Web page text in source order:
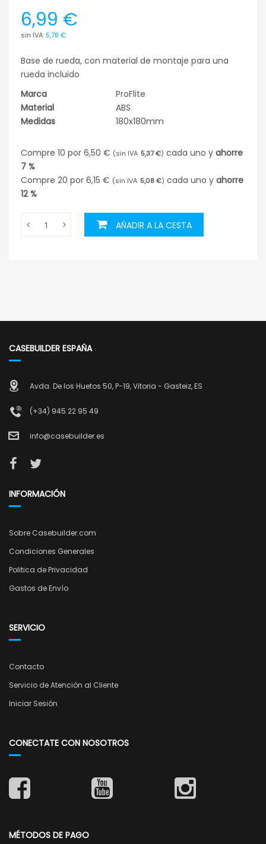
6,99 €
5,78 €
Base de rueda, con material de montaje para una
rueda incluido
Marca
ProFlite
Material
ABS
Medidas
180x180mm
Compre 10 por 6,50 € 5,37 € cada uno y ahorre
7 %
Compre 20 por 6,15 € 5,08 € cada uno y ahorre
12%
AÑADIR A LA CESTA
CASEBUILDER ESPAÑA
Avda. De los Huetos 50, P-19, Vitoria - Gasteiz, ES
(+34) 945 22 95 49
info@casebuilder.es
INFORMACIÓN
Sobre Casebuilder.com
Condiciones Generales
Politica de Privacidad
Gastos de Envío
SERVICIO
Contacto
Servicio de Atención al Cliente
Iniciar Sesión
CONECTATE CON NOSOTROS
MÉTODOS DE PAGO